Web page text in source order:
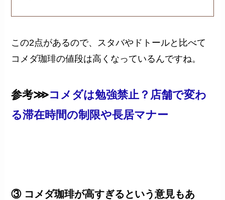
この2点があるので、スタバやドトールと比べて
コメダ珈琲の値段は高くなっているんですね。
参考⋙コメダは勉強禁止？店舗で変わ
る滞在時間の制限や長居マナー
③ コメダ珈琲が高すぎるという意見もあ